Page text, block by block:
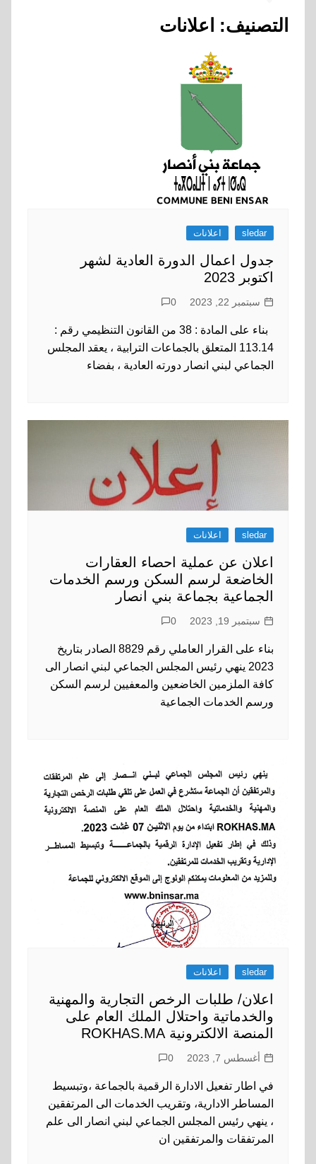
التصنيف: اعلانات
sledar اعلانات
جدول اعمال الدورة العادية لشهر
اكتوبر 2023
سبتمبر 22, 2023 0
بناء على المادة : 38 من القانون التنظيمي رقم :
113.14 المتعلق بالجماعات الترابية ، يعقد المجلس
الجماعي لبني انصار دورته العادية ، بفضاء
sledar اعلانات
اعلان عن عملية احصاء العقارات
الخاضعة لرسم السكن ورسم الخدمات
الجماعية بجماعة بني انصار
سبتمبر 19, 2023 0
بناء على القرار العاملي رقم 8829 الصادر بتاريخ
2023 ينهي رئيس المجلس الجماعي لبني انصار الى
كافة الملزمين الخاضعين والمعفيين لرسم السكن
ورسم الخدمات الجماعية
sledar اعلانات
اعلان/ طلبات الرخص التجارية والمهنية
والخدماتية واحتلال الملك العام على
المنصة الالكترونية ROKHAS.MA
أغسطس 7, 2023 0
في اطار تفعيل الادارة الرقمية بالجماعة ،وتبسيط
المساطر الادارية، وتقريب الخدمات الى المرتفقين
، ينهي رئيس المجلس الجماعي لبني انصار الى علم
المرتفقات والمرتفقين ان